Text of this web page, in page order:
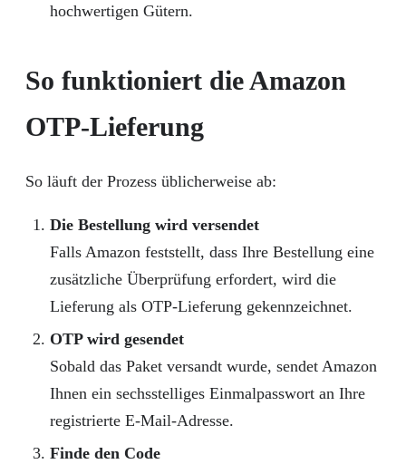
hochwertigen Gütern.
So funktioniert die Amazon
OTP-Lieferung
So läuft der Prozess üblicherweise ab:
Die Bestellung wird versendet
Falls Amazon feststellt, dass Ihre Bestellung eine
zusätzliche Überprüfung erfordert, wird die
Lieferung als OTP-Lieferung gekennzeichnet.
OTP wird gesendet
Sobald das Paket versandt wurde, sendet Amazon
Ihnen ein sechsstelliges Einmalpasswort an Ihre
registrierte E-Mail-Adresse.
Finde den Code